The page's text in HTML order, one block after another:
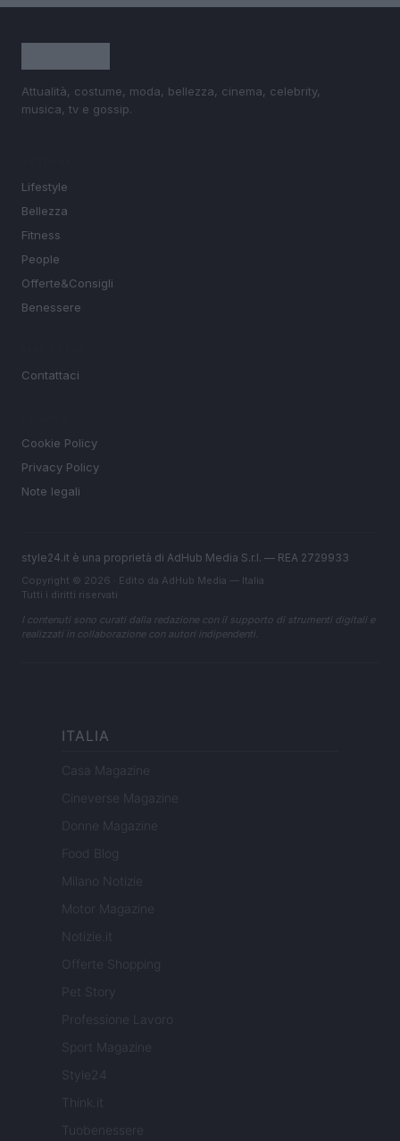
Attualità, costume, moda, bellezza, cinema, celebrity,
musica, tv e gossip.
Lifestyle
Bellezza
Fitness
People
Offerte&Consigli
Benessere
Contattaci
Cookie Policy
Privacy Policy
Note legali
style24.it è una proprietà di AdHub Media S.r.l. — REA 2729933
Copyright © 2026 · Edito da AdHub Media — Italia
Tutti i diritti riservati
I contenuti sono curati dalla redazione con il supporto di strumenti digitali e
realizzati in collaborazione con autori indipendenti.
ITALIA
Casa Magazine
Cineverse Magazine
Donne Magazine
Food Blog
Milano Notizie
Motor Magazine
Notizie.it
Offerte Shopping
Pet Story
Professione Lavoro
Sport Magazine
Style24
Think.it
Tuobenessere